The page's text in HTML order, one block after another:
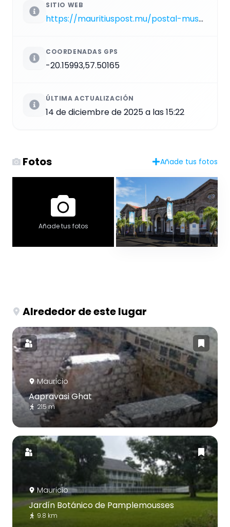
SITIO WEB
https://mauritiuspost.mu/postal-museum
COORDENADAS GPS
-20.15993,57.50165
ÚLTIMA ACTUALIZACIÓN
14 de diciembre de 2025 a las 15:22
Fotos Añade tus fotos
Añade tus fotos
Alrededor de este lugar
Mauricio
Aapravasi Ghat
215 m
Mauricio
Jardín Botánico de Pamplemousses
9.8 km